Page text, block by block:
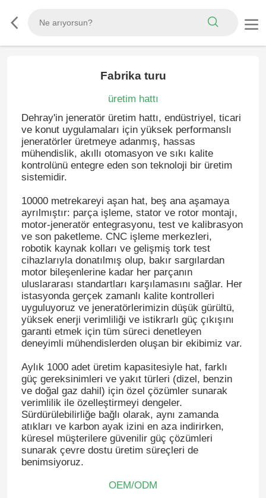
Fabrika turu
üretim hattı
Dehray'in jeneratör üretim hattı, endüstriyel, ticari
ve konut uygulamaları için yüksek performanslı
jeneratörler üretmeye adanmış, hassas
mühendislik, akıllı otomasyon ve sıkı kalite
kontrolünü entegre eden son teknoloji bir üretim
sistemidir.
10000 metrekareyi aşan hat, beş ana aşamaya
ayrılmıştır: parça işleme, stator ve rotor montajı,
motor-jeneratör entegrasyonu, test ve kalibrasyon
ve son paketleme. CNC işleme merkezleri,
robotik kaynak kolları ve gelişmiş tork test
cihazlarıyla donatılmış olup, bakır sargılardan
motor bileşenlerine kadar her parçanın
uluslararası standartları karşılamasını sağlar. Her
istasyonda gerçek zamanlı kalite kontrolleri
uyguluyoruz ve jeneratörlerimizin düşük gürültü,
yüksek enerji verimliliği ve istikrarlı güç çıkışını
garanti etmek için tüm süreci denetleyen
deneyimli mühendislerden oluşan bir ekibimiz var.
Aylık 1000 adet üretim kapasitesiyle hat, farklı
güç gereksinimleri ve yakıt türleri (dizel, benzin
ve doğal gaz dahil) için özel çözümler sunarak
verimlilik ile özelleştirmeyi dengeler.
Sürdürülebilirliğe bağlı olarak, aynı zamanda
atıkları ve karbon ayak izini en aza indirirken,
küresel müşterilere güvenilir güç çözümleri
sunarak çevre dostu üretim süreçleri de
benimsiyoruz.
OEM/ODM